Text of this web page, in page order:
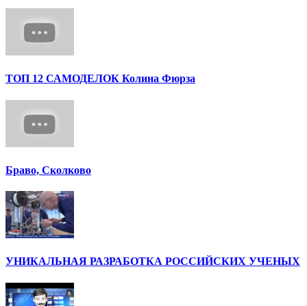
ТОП 12 САМОДЕЛОК Колина Фюрза
Браво, Сколково
УНИКАЛЬНАЯ РАЗРАБОТКА РОССИЙСКИХ УЧЕНЫХ